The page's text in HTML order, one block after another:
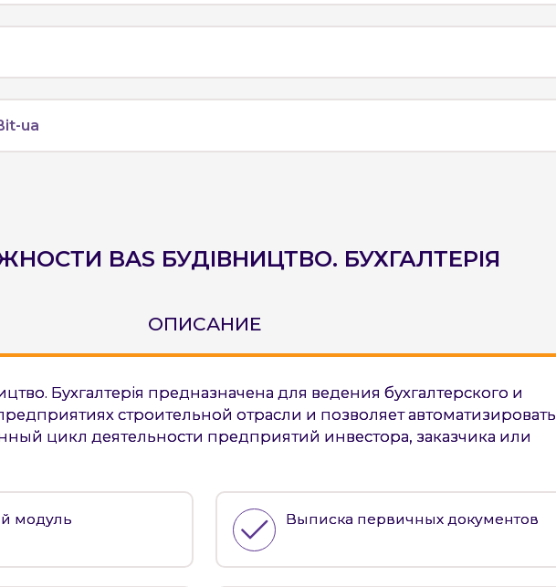
ua
BAS БУДІВНИЦТВО. БУХГАЛТЕРІЯ
ОПИСАНИЕ
Бухгалтерія предназначена для ведения бухгалтерского и
строительной отрасли и позволяет автоматизировать
цикл деятельности предприятий инвестора, заказчика или
модуль Выписка первичных документов